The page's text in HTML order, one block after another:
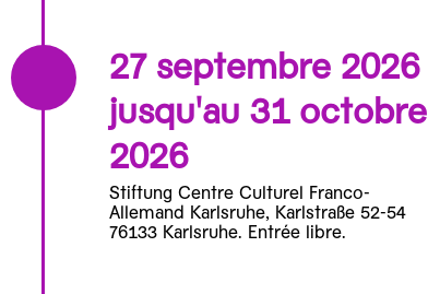
27 septembre 2026 |
jusqu'au 31 octobre
2026
Stiftung Centre Culturel Franco-
Allemand Karlsruhe, Karlstraße 52-54
76133 Karlsruhe. Entrée libre.